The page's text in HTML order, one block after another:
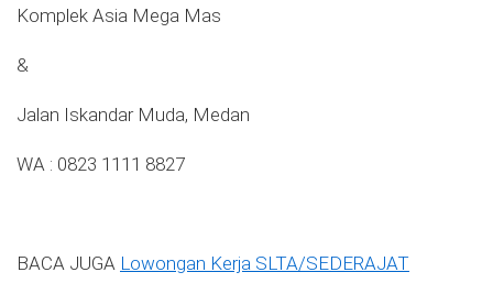
Komplek Asia Mega Mas
&
Jalan Iskandar Muda, Medan
WA : 0823 1111 8827
BACA JUGA Lowongan Kerja SLTA/SEDERAJAT